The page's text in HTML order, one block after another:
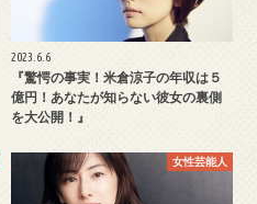
2023.6.6
『驚愕の事実！米倉涼子の年収は５
億円！あなたが知らない彼女の裏側
を大公開！』
女性芸能人